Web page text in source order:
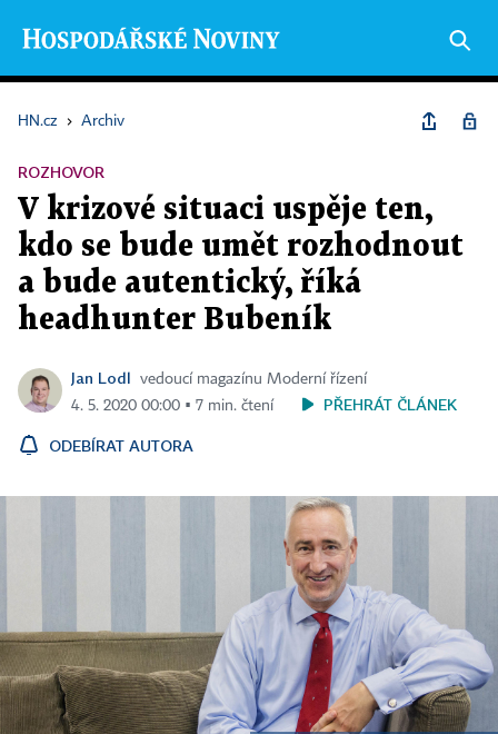
HN.cz › Archiv
ROZHOVOR
V krizové situaci uspěje ten,
kdo se bude umět rozhodnout
a bude autentický, říká
headhunter Bubeník
Jan Lodl
vedoucí magazínu Moderní řízení
4. 5. 2020 00:00 ▪ 7 min. čtení
PŘEHRÁT ČLÁNEK
ODEBÍRAT AUTORA